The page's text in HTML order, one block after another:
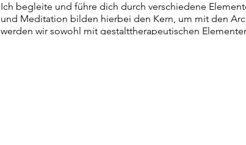
Ich begleite und führe dich durch verschiedene
und Meditation bilden hierbei den Kern, um mit den
werden wir sowohl mit gestalttherapeutischen